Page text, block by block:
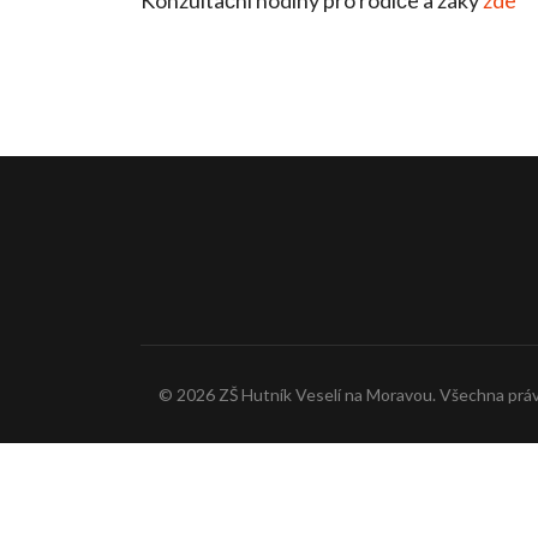
© 2026 ZŠ Hutník Veselí na Moravou. Všechna